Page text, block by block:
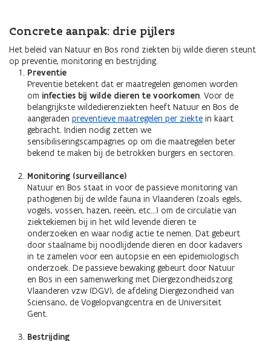
Concrete aanpak: drie pijlers
Het beleid van Natuur en Bos rond ziekten bij wilde dieren steunt
op preventie, monitoring en bestrijding.
Preventie
Preventie betekent dat er maatregelen genomen worden
om infecties bij wilde dieren te voorkomen. Voor de
belangrijkste wildedierenziekten heeft Natuur en Bos de
aangeraden preventieve maatregelen per ziekte in kaart
gebracht. Indien nodig zetten we
sensibiliseringscampagnes op om die maatregelen beter
bekend te maken bij de betrokken burgers en sectoren.
Monitoring (surveillance)
Natuur en Bos staat in voor de passieve monitoring van
pathogenen bij de wilde fauna in Vlaanderen (zoals egels,
vogels, vossen, hazen, reeën, etc…) om de circulatie van
ziektekiemen bij in het wild levende dieren te
onderzoeken en waar nodig actie te nemen. Dat gebeurt
door staalname bij noodlijdende dieren en door kadavers
in te zamelen voor een autopsie en een epidemiologisch
onderzoek. De passieve bewaking gebeurt door Natuur
en Bos in een samenwerking met Diergezondheidszorg
Vlaanderen vzw (DGV), de afdeling Diergezondheid van
Sciensano, de Vogelopvangcentra en de Universiteit
Gent.
Bestrijding